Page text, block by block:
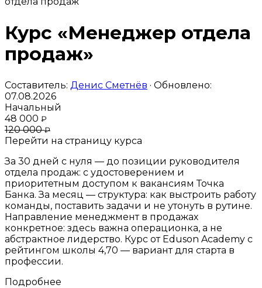
Курс «Менеджер отдела
продаж»
Составитель: Денис Сметнёв · Обновлено:
07.08.2026
Начальный
48 000 ₽
120 000₽
Перейти на страницу курса
За 30 дней с нуля — до позиции руководителя
отдела продаж: с удостоверением и
приоритетным доступом к вакансиям Точка
Банка. За месяц — структура: как выстроить работу
команды, поставить задачи и не утонуть в рутине.
Направление менеджмент в продажах
конкретное: здесь важна операционка, а не
абстрактное лидерство. Курс от Eduson Academy с
рейтингом школы 4,70 — вариант для старта в
профессии.
Подробнее